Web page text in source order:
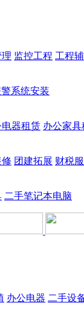
监控工程 工程
系统安装
电器租赁 办公家具
团建拓展 财税
二手笔记本电脑
办公电器 二手设